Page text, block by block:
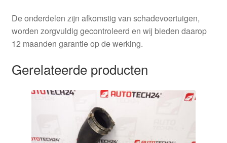
De onderdelen zijn afkomstig van schadevoertuigen,
worden zorgvuldig gecontroleerd en wij bieden daarop
12 maanden garantie op de werking.
Gerelateerde producten